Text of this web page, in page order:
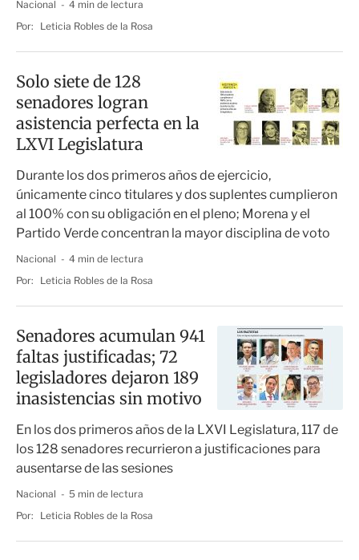
Nacional
4 min de lectura
Por:
Leticia Robles de la Rosa
Solo siete de 128
senadores logran
asistencia perfecta en la
LXVI Legislatura
Durante los dos primeros años de ejercicio,
únicamente cinco titulares y dos suplentes cumplieron
al 100% con su obligación en el pleno; Morena y el
Partido Verde concentran la mayor disciplina de voto
Nacional
4 min de lectura
Por:
Leticia Robles de la Rosa
Senadores acumulan 941
faltas justificadas; 72
legisladores dejaron 189
inasistencias sin motivo
En los dos primeros años de la LXVI Legislatura, 117 de
los 128 senadores recurrieron a justificaciones para
ausentarse de las sesiones
Nacional
5 min de lectura
Por:
Leticia Robles de la Rosa